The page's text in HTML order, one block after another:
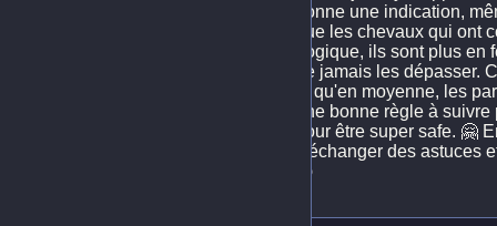
donne une indication,
que les chevaux qui ont
Logique, ils sont plus
ne jamais les dépasser.
lu qu'en moyenne, les
une bonne règle à
pour être super safe. 🤗
d'échanger des astuces
😉